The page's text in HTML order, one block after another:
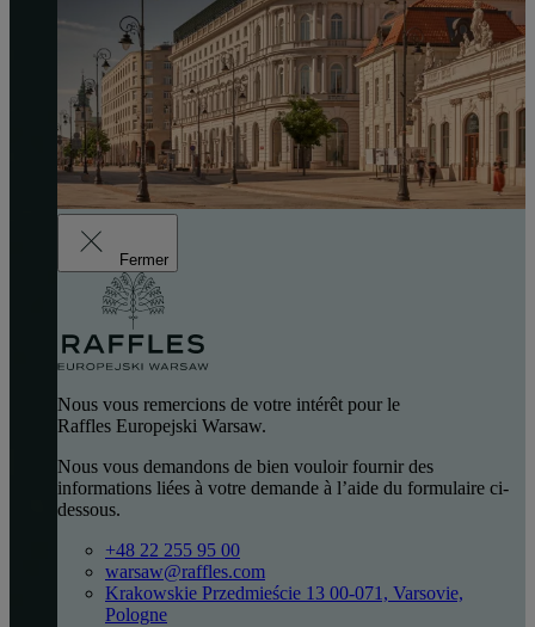
Fermer
Nous vous remercions de votre intérêt pour le
Raffles Europejski Warsaw.
Nous vous demandons de bien vouloir fournir des
informations liées à votre demande à l’aide du formulaire ci-
dessous.
+48 22 255 95 00
warsaw@raffles.com
Krakowskie Przedmieście 13 00-071, Varsovie,
Pologne